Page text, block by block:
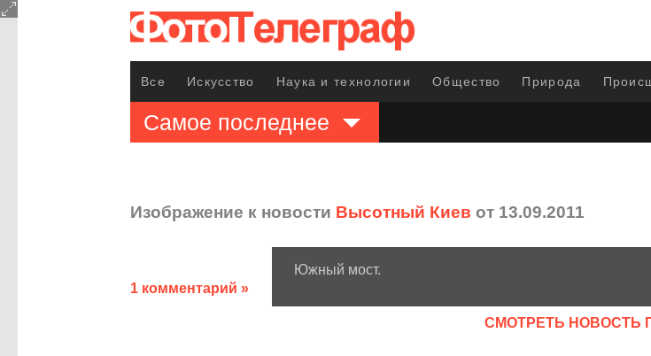
Все Искусство Наука и технологии Общество Природа
Самое последнее
Изображение к новости Высотный Киев от 13.09.2011
1 комментарий »
Южный мост.
CМОТРЕТЬ НОВОСТЬ